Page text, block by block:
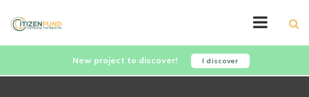
New project to discover! I discover